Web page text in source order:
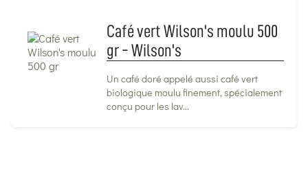
Café vert Wilson's moulu 500
gr - Wilson's
Un café doré appelé aussi café vert
biologique moulu finement, spécialement
conçu pour les lav...